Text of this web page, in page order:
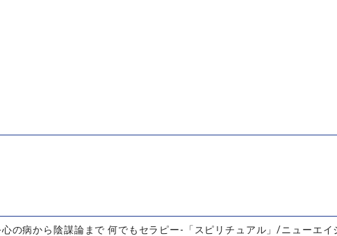
の病から陰謀論まで 何でもセラピー-「スピリチュアル」/ニューエイ